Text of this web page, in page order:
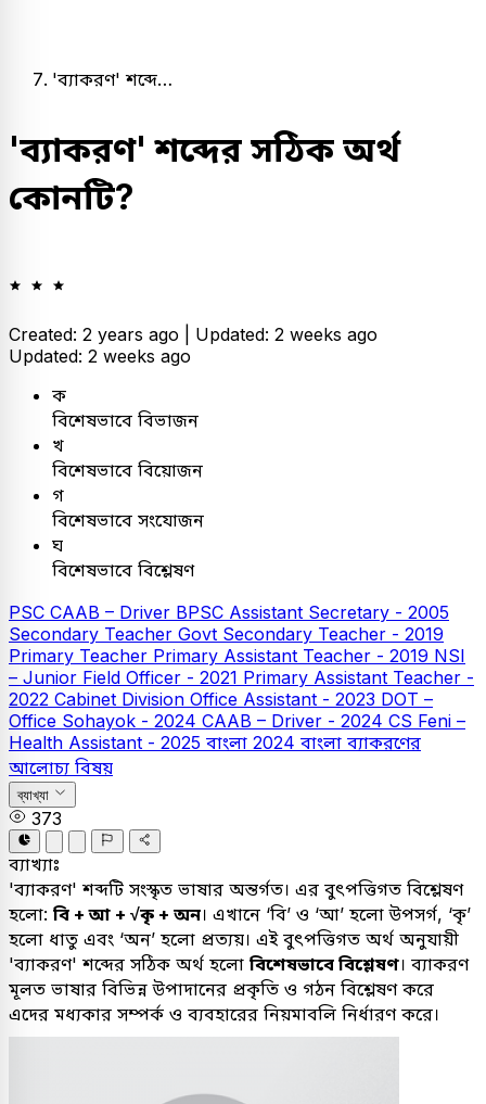
'ব্যাকরণ' শব্দে…
'ব্যাকরণ' শব্দের সঠিক অর্থ
কোনটি?
Created: 2 years ago | Updated: 2 weeks ago
Updated: 2 weeks ago
ক
বিশেষভাবে বিভাজন
খ
বিশেষভাবে বিয়োজন
গ
বিশেষভাবে সংযোজন
ঘ
বিশেষভাবে বিশ্লেষণ
PSC CAAB – Driver BPSC Assistant Secretary - 2005
Secondary Teacher Govt Secondary Teacher - 2019
Primary Teacher Primary Assistant Teacher - 2019 NSI
– Junior Field Officer - 2021 Primary Assistant Teacher -
2022 Cabinet Division Office Assistant - 2023 DOT –
Office Sohayok - 2024 CAAB – Driver - 2024 CS Feni –
Health Assistant - 2025 বাংলা 2024 বাংলা ব্যাকরণের
আলোচ্য বিষয়
ব্যাখ্যা
373
ব্যাখ্যাঃ
'ব্যাকরণ' শব্দটি সংস্কৃত ভাষার অন্তর্গত। এর বুৎপত্তিগত বিশ্লেষণ
হলো: বি + আ + √কৃ + অন। এখানে ‘বি’ ও ‘আ’ হলো উপসর্গ, ‘কৃ’
হলো ধাতু এবং ‘অন’ হলো প্রত্যয়। এই বুৎপত্তিগত অর্থ অনুযায়ী
'ব্যাকরণ' শব্দের সঠিক অর্থ হলো বিশেষভাবে বিশ্লেষণ। ব্যাকরণ
মূলত ভাষার বিভিন্ন উপাদানের প্রকৃতি ও গঠন বিশ্লেষণ করে
এদের মধ্যকার সম্পর্ক ও ব্যবহারের নিয়মাবলি নির্ধারণ করে।